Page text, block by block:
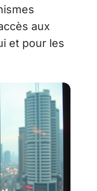
aux
et pour les